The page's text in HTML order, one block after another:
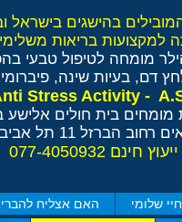
שלומי האם אצליח
מומחה לטיפול טבעי
דם, בעיות שינה,
בית חולים אלישע
הברזל 11 תל אביב
077-4050932